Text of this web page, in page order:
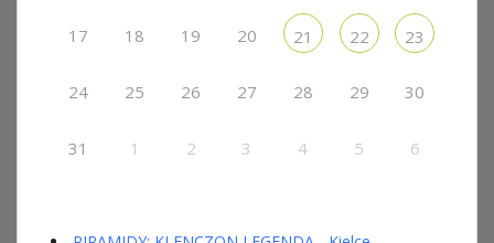
17 18 19 20 21 22 23
24 25 26 27 28 29 30
31 1 2 3 4 5 6